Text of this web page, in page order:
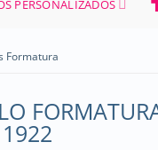
PERSONALIZADOS
Formatura